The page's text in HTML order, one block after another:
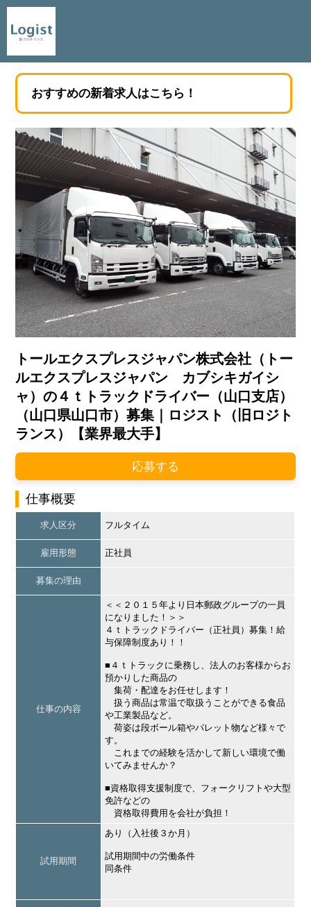
おすすめの新着求人はこちら！
トールエクスプレスジャパン株式会社（トー
ルエクスプレスジャパン カブシキガイシ
ャ）の４ｔトラックドライバー（山口支店）
（山口県山口市）募集｜ロジスト（旧ロジト
ランス）【業界最大手】
応募する
仕事概要
求人区分 フルタイム
雇用形態 正社員
募集の理由
仕事の内容
＜＜２０１５年より日本郵政グループの一員
になりました！＞＞
４ｔトラックドライバー（正社員）募集！給
与保障制度あり！！
■４ｔトラックに乗務し、法人のお客様からお
預かりした商品の
集荷・配達をお任せします！
扱う商品は常温で取扱うことができる食品
や工業製品など。
荷姿は段ボール箱やパレット物など様々で
す。
これまでの経験を活かして新しい環境で働
いてみませんか？
■資格取得支援制度で、フォークリフトや大型
免許などの
資格取得費用を会社が負担！
試用期間
あり（入社後３か月）
試用期間中の労働条件
同条件